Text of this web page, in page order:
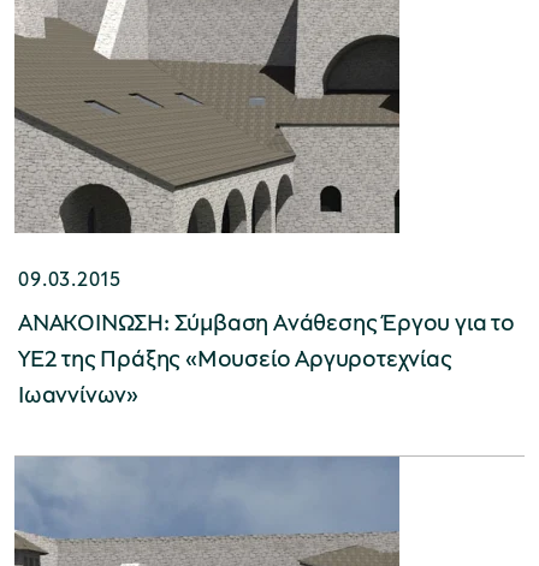
09.03.2015
ΑΝΑΚΟΙΝΩΣΗ: Σύμβαση Ανάθεσης Έργου για το
ΥΕ2 της Πράξης «Μουσείο Αργυροτεχνίας
Ιωαννίνων»